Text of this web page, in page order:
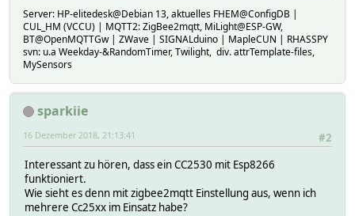
Server: HP-elitedesk@Debian 13, aktuelles FHEM@ConfigDB |
CUL_HM (VCCU) | MQTT2: ZigBee2mqtt, MiLight@ESP-GW,
BT@OpenMQTTGw | ZWave | SIGNALduino | MapleCUN | RHASSPY
svn: u.a Weekday-&RandomTimer, Twilight, div. attrTemplate-files,
MySensors
sparkiie
#2
16 Dezember 2018, 21:13:41
Interessant zu hören, dass ein CC2530 mit Esp8266
funktioniert.
Wie sieht es denn mit zigbee2mqtt Einstellung aus, wenn ich
mehrere Cc25xx im Einsatz habe?